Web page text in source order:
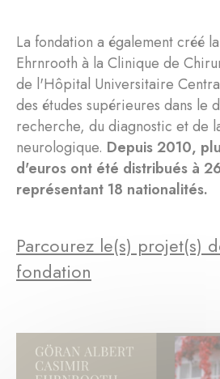
La fondation a également créé
Ehrnrooth à la Clinique de
de l'Hôpital Universitaire
des études supérieures dans le
recherche, du diagnostic et de
neurologique. Depuis 2010,
d'euros ont été distribués à
représentant 18 nationalités.
Parcourez le(s) projet(s)
fondation